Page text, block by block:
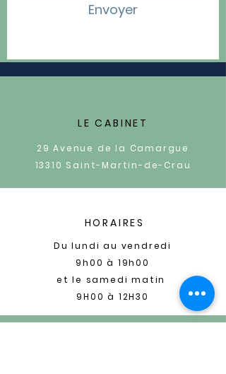
Envoyer
LE CABINET
29 Avenue de la Camargue
13310 Saint-Martin-de-Crau
HORAIRES
Du lundi au vendredi
9h00 à 19h00
et le samedi matin
9H00 à 12H30